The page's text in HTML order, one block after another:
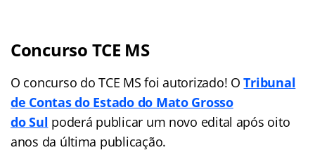
Concurso TCE MS
O concurso do TCE MS foi autorizado! OTribunal
de Contas do Estado do Mato Grosso
doSul poderá publicar um novo edital após oito
anos da última publicação.